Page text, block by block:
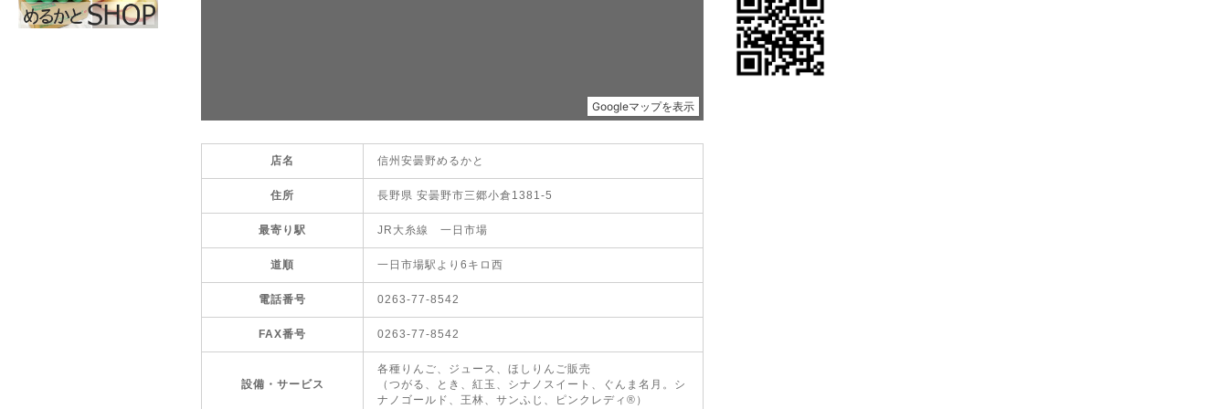
店名 信州安曇野めるかと
住所 長野県 安曇野市三郷小倉1381-5
最寄り駅 JR大糸線 一日市場
道順 一日市場駅より6キロ西
電話番号 0263-77-8542
FAX番号 0263-77-8542
設備・サービス
各種りんご、ジュース、ほしりんご販売
（つがる、とき、紅玉、シナノスイート、ぐんま名月。シ
ナノゴールド、王林、サンふじ、ピンクレディ®）